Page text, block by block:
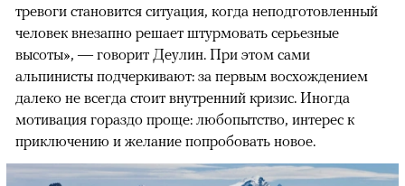
тревоги становится ситуация, когда неподготовленный
человек внезапно решает штурмовать серьезные
высоты», — говорит Деулин. При этом сами
альпинисты подчеркивают: за первым восхождением
далеко не всегда стоит внутренний кризис. Иногда
мотивация гораздо проще: любопытство, интерес к
приключению и желание попробовать новое.